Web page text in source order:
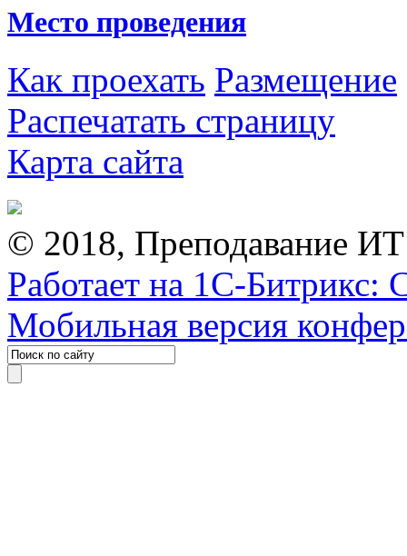
Место проведения
Как проехать Размещение
Распечатать страницу
Карта сайта
© 2018, Преподавание
Работает на 1С-Битрикс:
Мобильная версия